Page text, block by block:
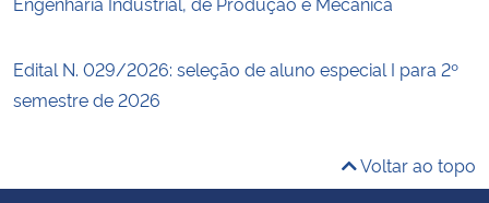
Edital N. 029/2026: seleção de aluno especial I para 2º
semestre de 2026
Voltar ao topo